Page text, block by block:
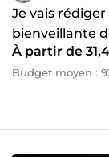
Je vais
bienveillante
choix
À partir de
Budget moyen :